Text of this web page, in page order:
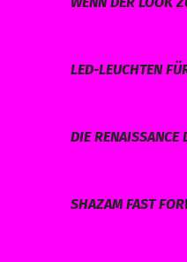
LED-LEUCHTEN
DIE RENAISSANCE
SHAZAM FAST